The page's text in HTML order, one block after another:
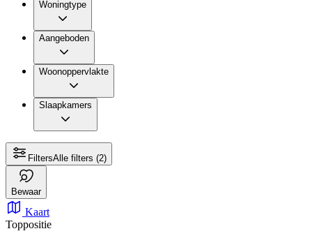
Woningtype
Aangeboden
Woonoppervlakte
Slaapkamers
FiltersAlle filters (2)
Bewaar
Kaart
Toppositie